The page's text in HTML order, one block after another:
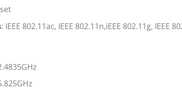
: IEEE 802.11ac, IEEE 802.11n,iEEE 802.11g, IEEE